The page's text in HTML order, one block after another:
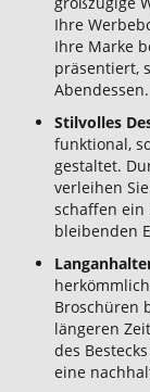
Ihre
Ihre Marke
präsentiert,
Abendessen.
Stilvolles
funktional,
gestaltet.
verleihen
schaffen ein
bleibenden
Broschüren
längeren
des
eine